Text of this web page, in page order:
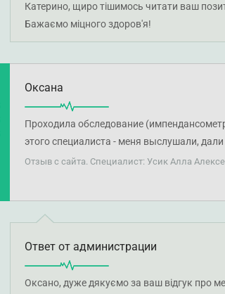
Катерино, щиро тішимось читати ваш
Бажаємо міцного здоров'я!
Оксана
Проходила обследование
этого специалиста - меня выслушали,
максимум полезной и нужной мне
Отзыв с сайта. Специалист: Усик Алла
Ответ от администрации
Оксано, дуже дякуємо за ваш відгук про